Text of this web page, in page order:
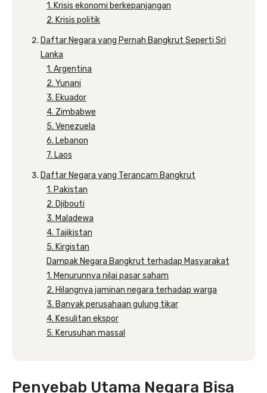
1. Krisis ekonomi berkepanjangan
2. Krisis politik
Daftar Negara yang Pernah Bangkrut Seperti Sri
Lanka
1. Argentina
2. Yunani
3. Ekuador
4. Zimbabwe
5. Venezuela
6. Lebanon
7. Laos
Daftar Negara yang Terancam Bangkrut
1. Pakistan
2. Djibouti
3. Maladewa
4. Tajikistan
5. Kirgistan
Dampak Negara Bangkrut terhadap Masyarakat
1. Menurunnya nilai pasar saham
2. Hilangnya jaminan negara terhadap warga
3. Banyak perusahaan gulung tikar
4. Kesulitan ekspor
5. Kerusuhan massal
Penyebab Utama Negara Bisa